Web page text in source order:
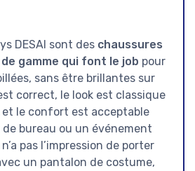
DESAI sont des chaussures
gamme qui font le job pour
sans être brillantes sur
correct, le look est classique
le confort est acceptable
bureau ou un événement
pas l’impression de porter
un pantalon de costume,